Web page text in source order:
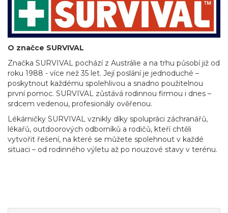
O značce SURVIVAL
Značka SURVIVAL pochází z Austrálie a na trhu působí již od
roku 1988 - více než 35 let. Její poslání je jednoduché –
poskytnout každému spolehlivou a snadno použitelnou
první pomoc. SURVIVAL zůstává rodinnou firmou i dnes –
srdcem vedenou, profesionály ověřenou.
Lékárničky SURVIVAL vznikly díky spolupráci záchranářů,
lékařů, outdoorových odborníků a rodičů, kteří chtěli
vytvořit řešení, na které se můžete spolehnout v každé
situaci – od rodinného výletu až po nouzové stavy v terénu.